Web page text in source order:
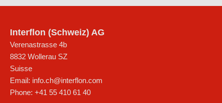
Interflon (Schweiz) AG
Verenastrasse 4b
8832 Wollerau SZ
Suisse
Email: info.ch@interflon.com
Phone: +41 55 410 61 40